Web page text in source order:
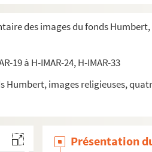
des images du fonds
19 à H-IMAR-24, H-IMAR-33
Humbert, images religieuses,
de Jésus et Marie
de Jésus et Marie
de Jésus et Marie
de Jésus et Marie
de Jésus et Marie
de Jésus et MariePrésentation